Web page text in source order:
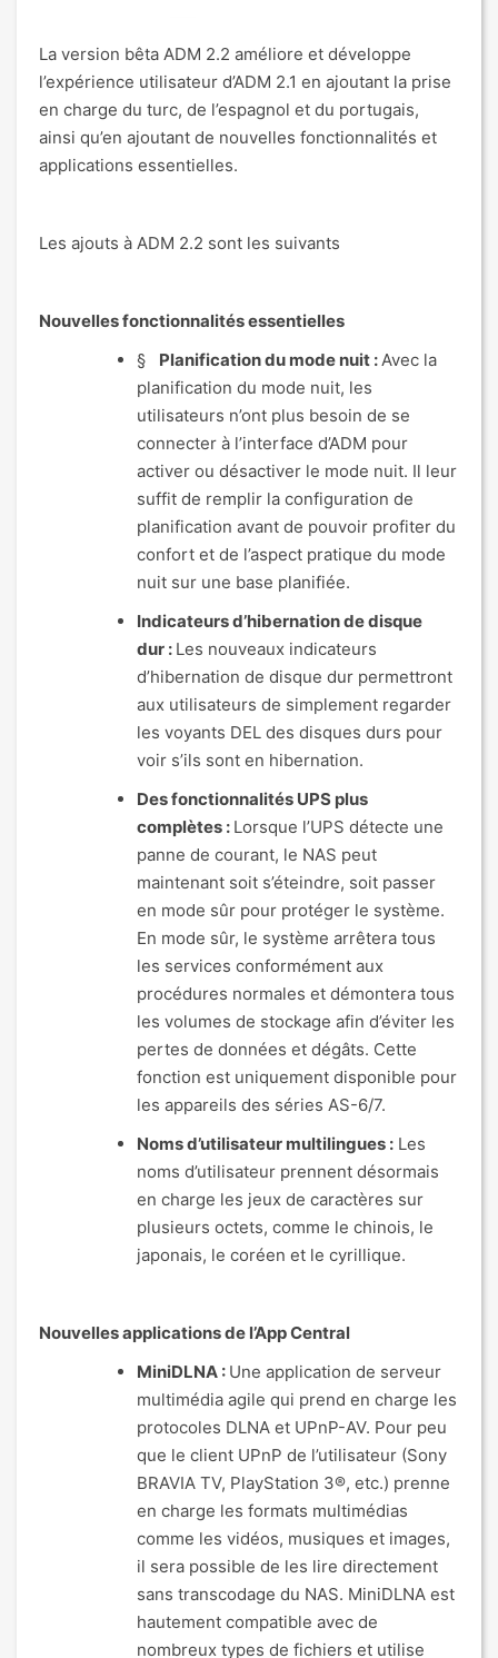
La version bêta ADM 2.2 améliore et développe
l’expérience utilisateur d’ADM 2.1 en ajoutant la prise
en charge du turc, de l’espagnol et du portugais,
ainsi qu’en ajoutant de nouvelles fonctionnalités et
applications essentielles.
Les ajouts à ADM 2.2 sont les suivants
Nouvelles fonctionnalités essentielles
§ Planification du mode nuit :Avec la
planification du mode nuit, les
utilisateurs n’ont plus besoin de se
connecter à l’interface d’ADM pour
activer ou désactiver le mode nuit. Il leur
suffit de remplir la configuration de
planification avant de pouvoir profiter du
confort et de l’aspect pratique du mode
nuit sur une base planifiée.
Indicateurs d’hibernation de disque
dur : Les nouveaux indicateurs
d’hibernation de disque dur permettront
aux utilisateurs de simplement regarder
les voyants DEL des disques durs pour
voir s’ils sont en hibernation.
Des fonctionnalités UPS plus
complètes : Lorsque l’UPS détecte une
panne de courant, le NAS peut
maintenant soit s’éteindre, soit passer
en mode sûr pour protéger le système.
En mode sûr, le système arrêtera tous
les services conformément aux
procédures normales et démontera tous
les volumes de stockage afin d’éviter les
pertes de données et dégâts. Cette
fonction est uniquement disponible pour
les appareils des séries AS-6/7.
Noms d’utilisateur multilingues : Les
noms d’utilisateur prennent désormais
en charge les jeux de caractères sur
plusieurs octets, comme le chinois, le
japonais, le coréen et le cyrillique.
Nouvelles applications de l’App Central
MiniDLNA : Une application de serveur
multimédia agile qui prend en charge les
protocoles DLNA et UPnP-AV. Pour peu
que le client UPnP de l’utilisateur (Sony
BRAVIA TV, PlayStation 3®, etc.) prenne
en charge les formats multimédias
comme les vidéos, musiques et images,
il sera possible de les lire directement
sans transcodage du NAS. MiniDLNA est
hautement compatible avec de
nombreux types de fichiers et utilise